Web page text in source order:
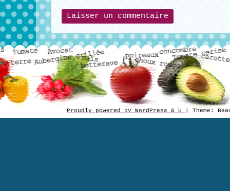
Proudly powered by WordPress & U Theme: